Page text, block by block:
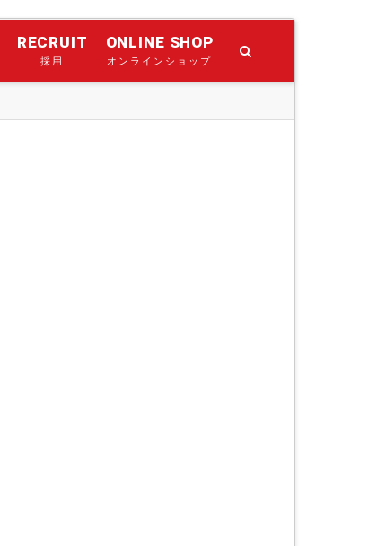
RECRUIT
採用
ONLINE SHOP
オンラインショップ